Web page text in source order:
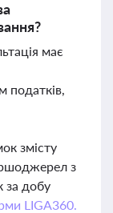
має
податків,
змісту
з
за добу
LIGA360.